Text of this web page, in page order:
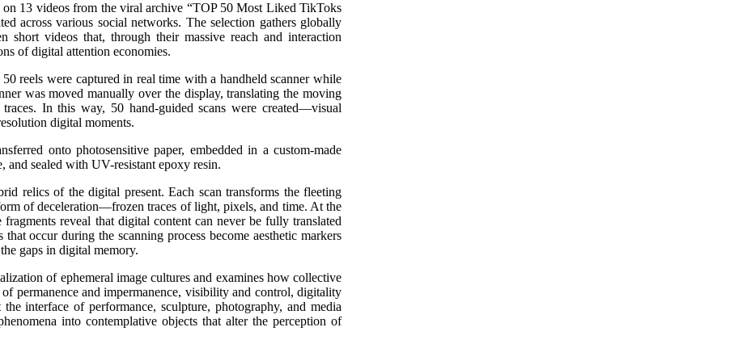
13 videos from the viral archive “TOP 50 Most Liked TikToks
across various social networks. The selection gathers globally
short videos that, through their massive reach and interaction
of digital attention economies.
reels were captured in real time with a handheld scanner while
was moved manually over the display, translating the moving
In this way, 50 hand-guided scans were created—visual
digital moments.
onto photosensitive paper, embedded in a custom-made
and sealed with UV-resistant epoxy resin.
relics of the digital present. Each scan transforms the fleeting
of deceleration—frozen traces of light, pixels, and time. At the
fragments reveal that digital content can never be fully translated
occur during the scanning process become aesthetic markers
gaps in digital memory.
of ephemeral image cultures and examines how collective
permanence and impermanence, visibility and control, digitality
interface of performance, sculpture, photography, and media
into contemplative objects that alter the perception of